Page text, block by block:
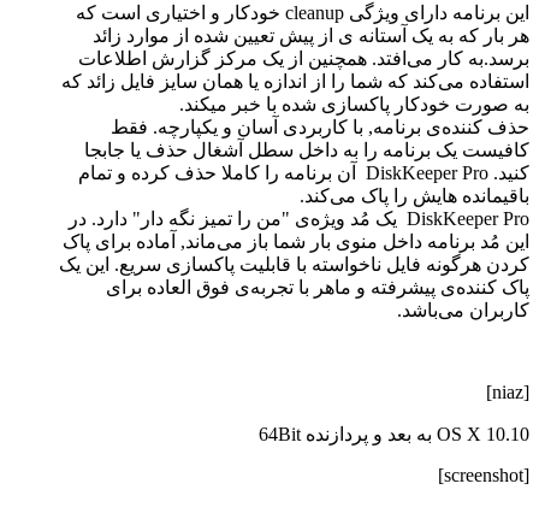
این برنامه دارای ویژگی cleanup خودکار و اختیاری است که
هر بار که به یک آستانه ی از پیش تعیین شده‌ از موارد زائد
برسد.به کار می‌افتد. همچنین از یک مرکز گزارش اطلاعات
استفاده می‌کند که شما را از اندازه یا همان سایز فایل زائد که
به صورت خودکار پاکسازی شده با خبر میکند.
حذف کننده‌ی برنامه, با کاربردی آسان و یکپارچه. فقط
کافیست یک برنامه را به داخل سطل آشغال حذف یا جابجا
کنید. DiskKeeper Pro آن برنامه را کاملا حذف کرده و تمام
باقیمانده هایش را پاک می‌کند.
DiskKeeper Pro یک مُد ویژه‌ی "من را تمیز نگه دار" دارد. در
این مُد برنامه داخل منوی بار شما باز می‌ماند, آماده برای پاک
کردن هرگونه فایل ناخواسته‌ با قابلیت پاکسازی سریع. این یک
پاک کننده‌ی پیشرفته و ماهر با تجربه‌ی فوق العاده برای
کاربران می‌باشد.
[niaz]
OS X 10.10 به بعد و پردازنده 64Bit
[screenshot]